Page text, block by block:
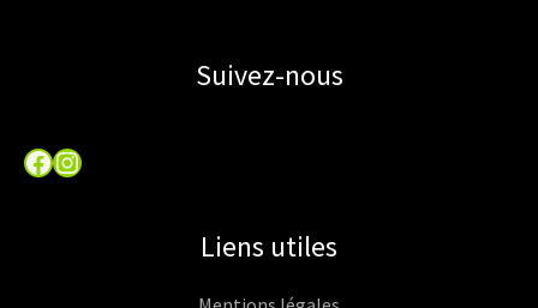
Suivez-nous
Facebook
Instagram
Liens utiles